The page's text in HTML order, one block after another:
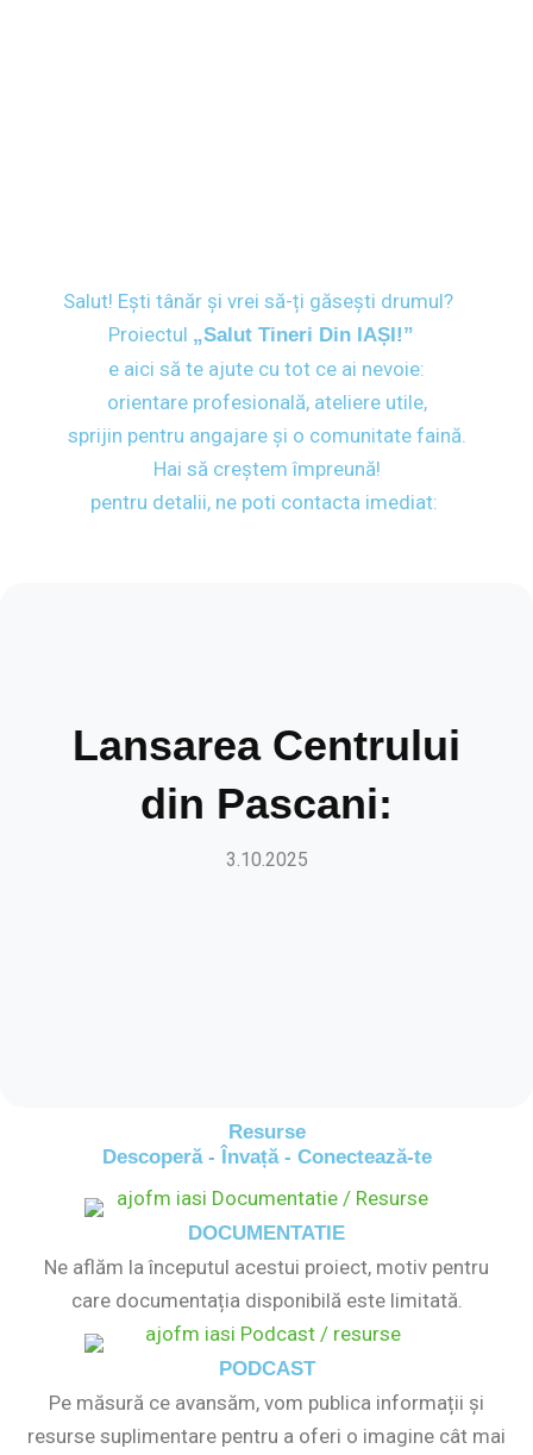
Salut! Ești tânăr și vrei să-ți găsești drumul?
Proiectul „Salut Tineri Din IAȘI!”
e aici să te ajute cu tot ce ai nevoie:
orientare profesională, ateliere utile,
sprijin pentru angajare și o comunitate faină.
Hai să creștem împreună!
pentru detalii, ne poti contacta imediat:
Lansarea Centrului
din Pascani:
3.10.2025
Resurse
Descoperă - Învață - Conectează-te
DOCUMENTATIE
Ne aflăm la începutul acestui proiect, motiv pentru
care documentația disponibilă este limitată.
PODCAST
Pe măsură ce avansăm, vom publica informații și
resurse suplimentare pentru a oferi o imagine cât mai